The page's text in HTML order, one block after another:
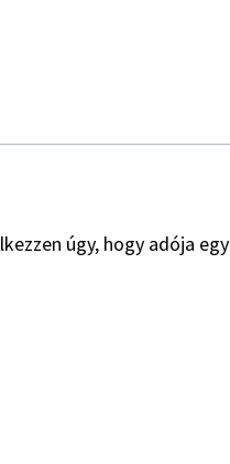
úgy, hogy adója egy